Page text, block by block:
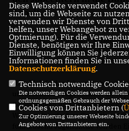
Arbeit.
Für Vincenzo Copertino,
CDU-Ratsfraktion, gleicht das
sozialpolitischen Geisterfahrt“.
Das Bielefelder Jobcenter bemüht
um arbeitslose Jugendliche, diese
Bemühungen und Erfolge würden
Weise gefährdet“, so Copertino.
fünftausend Jugendliche von den
Diese Webseite verwendet
sind, um die Webseite zu
verwenden wir Dienste von
helfen, unser Webangebot zu
Optmierung). Für die
Dienste, benötigen wir Ihre
Einwilligung können Sie
Informationen finden Sie in
Datenschutzerklärung.
Technisch notwendige
Die notwendigen Cookies werden
ordnungsgemäßen Gebrauch der
Cookies von Drittanbietern (
Zur Optimierung unserer Webseite
Angebote von Drittanbietern ein.